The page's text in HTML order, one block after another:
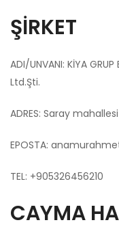
ŞİRKET
ADI/UNVANI: KİYA
Ltd.Şti.
ADRES: Saray
EPOSTA:
TEL: +905326456210
CAYMA